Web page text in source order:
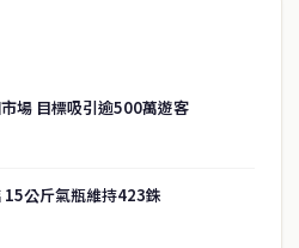
場 目標吸引逾500萬遊客
15公斤氣瓶維持423銖